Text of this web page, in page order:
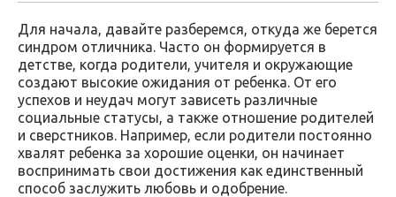
Для начала, давайте разберемся, откуда же берется
синдром отличника. Часто он формируется в
детстве, когда родители, учителя и окружающие
создают высокие ожидания от ребенка. От его
успехов и неудач могут зависеть различные
социальные статусы, а также отношение родителей
и сверстников. Например, если родители постоянно
хвалят ребенка за хорошие оценки, он начинает
воспринимать свои достижения как единственный
способ заслужить любовь и одобрение.